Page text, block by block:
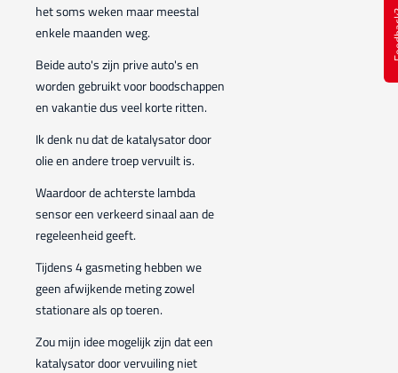
het soms weken maar meestal
enkele maanden weg.
Beide auto's zijn prive auto's en
worden gebruikt voor boodschappen
en vakantie dus veel korte ritten.
Ik denk nu dat de katalysator door
olie en andere troep vervuilt is.
Waardoor de achterste lambda
sensor een verkeerd sinaal aan de
regeleenheid geeft.
Tijdens 4 gasmeting hebben we
geen afwijkende meting zowel
stationare als op toeren.
Zou mijn idee mogelijk zijn dat een
katalysator door vervuiling niet